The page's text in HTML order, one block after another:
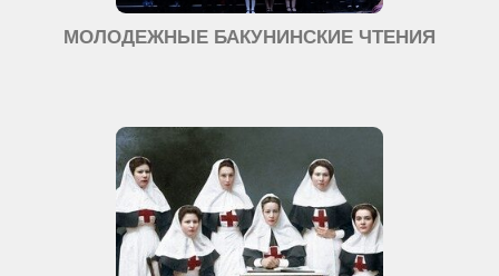
МОЛОДЕЖНЫЕ БАКУНИНСКИЕ ЧТЕНИЯ